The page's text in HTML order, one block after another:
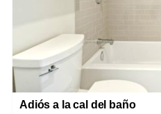
Adiós a la cal del baño